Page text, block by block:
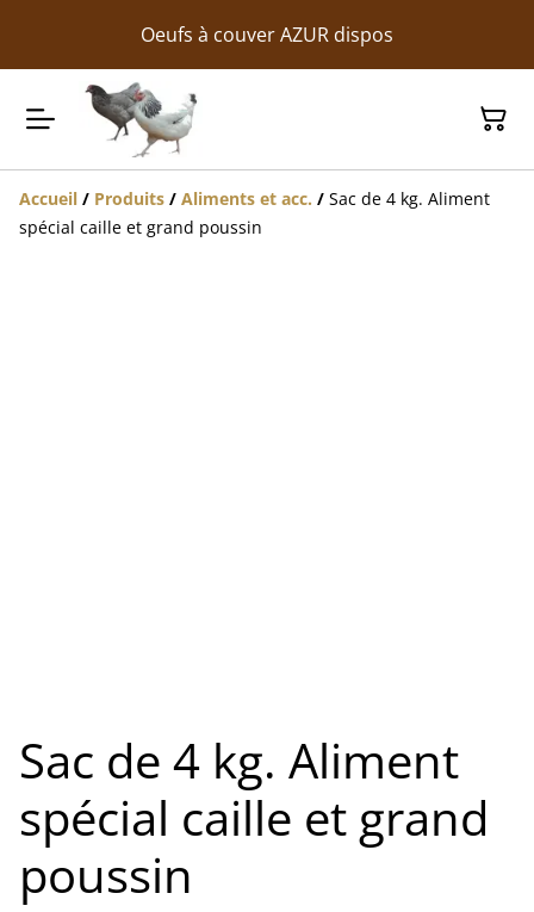
Oeufs à couver AZUR dispos
Accueil / Produits / Aliments et acc. / Sac de 4 kg. Aliment
spécial caille et grand poussin
Sac de 4 kg. Aliment
spécial caille et grand
poussin